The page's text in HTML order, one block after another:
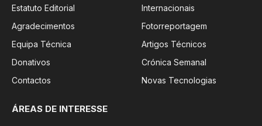
Estatuto Editorial
Agradecimentos
Equipa Técnica
Donativos
Contactos
Internacionais
Fotorreportagem
Artigos Técnicos
Crónica Semanal
Novas Tecnologias
ÁREAS DE INTERESSE